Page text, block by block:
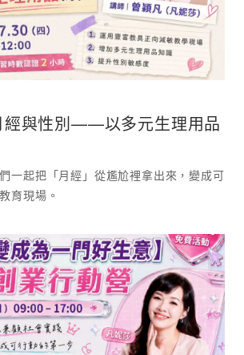
經與性別——以多元生理用品
一起把「月經」從尷尬裡拿出來，變成可